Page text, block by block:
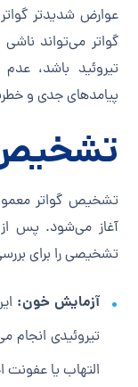
عوارض شدیدتر
گواتر می‌تواند
تیروئید باشد،
پیامدهای جدی و
تشخیص
تشخیص گواتر
آغاز می‌شود. پس
تشخیصی را برای
آزمایش خون:
تیروئیدی
التهاب یا